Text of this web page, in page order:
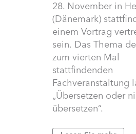
28. November in
(Dänemark)
einem Vortrag
sein. Das Thema
zum vierten Mal
stattfindenden
Fachveranstaltung
„Übersetzen oder
übersetzen“.